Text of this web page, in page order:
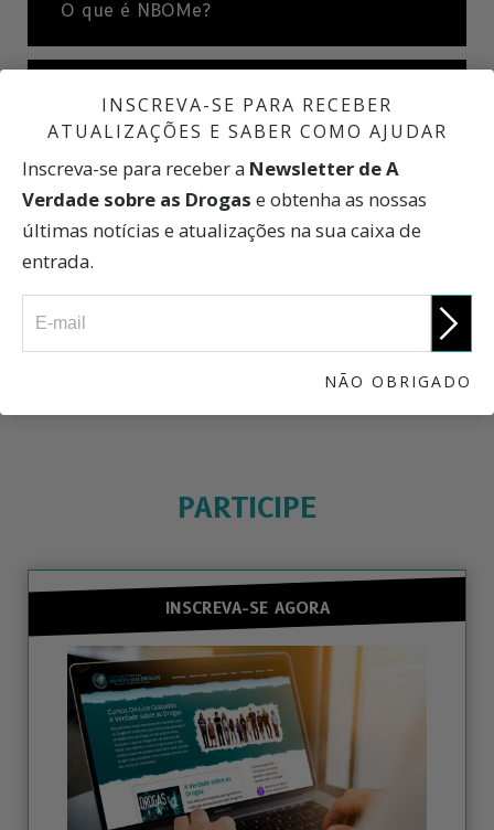
O que é NBOMe?
Efeitos do NBOMe
Uma Breve História sobre o NBOMe
O que os Traficantes Dirão na Internet
A Verdade sobre as Drogas
PARTICIPE
INSCREVA-SE AGORA
INSCREVA-SE PARA RECEBER
ATUALIZAÇÕES E SABER COMO AJUDAR
Inscreva-se para receber a Newsletter de A
Verdade sobre as Drogas e obtenha as nossas
últimas notícias e atualizações na sua caixa de
entrada.
NÃO OBRIGADO